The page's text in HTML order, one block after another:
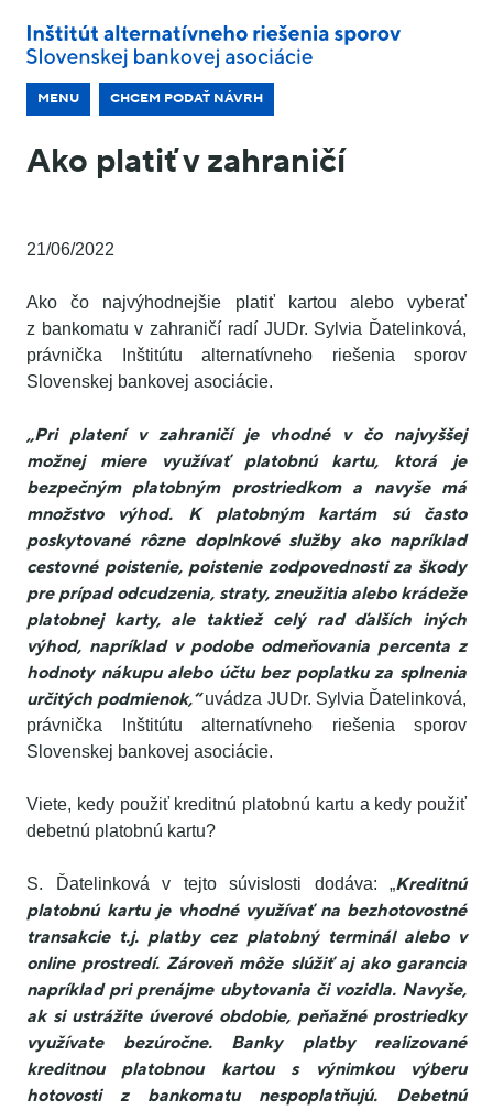
MENU CHCEM PODAŤ NÁVRH
Ako platiť v zahraničí
21/06/2022
Ako čo najvýhodnejšie platiť kartou alebo vyberať
z bankomatu v zahraničí radí JUDr. Sylvia Ďatelinková,
právnička Inštitútu alternatívneho riešenia sporov
Slovenskej bankovej asociácie.
„Pri platení v zahraničí je vhodné v čo najvyššej
možnej miere využívať platobnú kartu, ktorá je
bezpečným platobným prostriedkom a navyše má
množstvo výhod. K platobným kartám sú často
poskytované rôzne doplnkové služby ako napríklad
cestovné poistenie, poistenie zodpovednosti za škody
pre prípad odcudzenia, straty, zneužitia alebo krádeže
platobnej karty, ale taktiež celý rad ďalších iných
výhod, napríklad v podobe odmeňovania percenta z
hodnoty nákupu alebo účtu bez poplatku za splnenia
určitých podmienok,“uvádza JUDr. Sylvia Ďatelinková,
právnička Inštitútu alternatívneho riešenia sporov
Slovenskej bankovej asociácie.
Viete, kedy použiť kreditnú platobnú kartu a kedy použiť
debetnú platobnú kartu?
S. Ďatelinková v tejto súvislosti dodáva: „Kreditnú
platobnú kartu je vhodné využívať na bezhotovostné
transakcie t.j. platby cez platobný terminál alebo v
online prostredí. Zároveň môže slúžiť aj ako garancia
napríklad pri prenájme ubytovania či vozidla. Navyše,
ak si ustrážite úverové obdobie, peňažné prostriedky
využívate bezúročne. Banky platby realizované
kreditnou platobnou kartou s výnimkou výberu
hotovosti z bankomatu nespoplatňujú. Debetnú